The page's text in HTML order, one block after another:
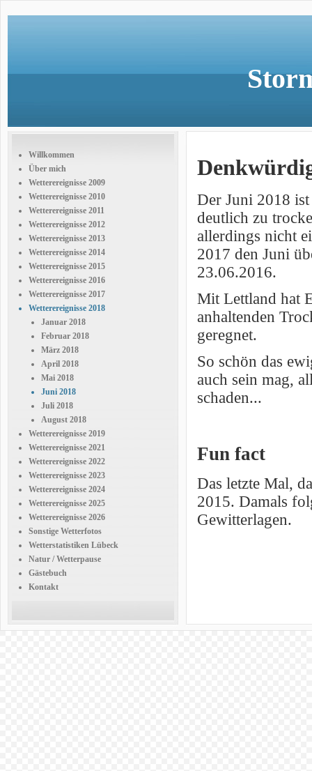
Willkommen
Über mich
Wetterereignisse 2009
Wetterereignisse 2010
Wetterereignisse 2011
Wetterereignisse 2012
Wetterereignisse 2013
Wetterereignisse 2014
Wetterereignisse 2015
Wetterereignisse 2016
Wetterereignisse 2017
Wetterereignisse 2018
Januar 2018
Februar 2018
März 2018
April 2018
Mai 2018
Juni 2018
Juli 2018
August 2018
Wetterereignisse 2019
Wetterereignisse 2021
Wetterereignisse 2022
Wetterereignisse 2023
Wetterereignisse 2024
Wetterereignisse 2025
Wetterereignisse 2026
Sonstige Wetterfotos
Wetterstatistiken Lübeck
Natur / Wetterpause
Gästebuch
Kontakt
Der Juni 2018
deutlich zu
allerdings nicht
2017 den Juni
23.06.2016.
Mit Lettland hat
anhaltenden
geregnet.
So schön das
auch sein mag,
schaden...
Fun fact
Das letzte Mal,
2015. Damals
Gewitterlagen.